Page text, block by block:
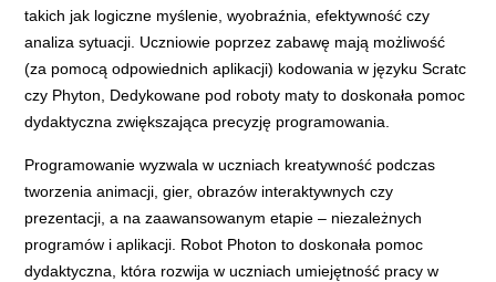
takich jak logiczne myślenie, wyobraźnia, efektywność czy
analiza sytuacji. Uczniowie poprzez zabawę mają możliwość
(za pomocą odpowiednich aplikacji) kodowania w języku Scratc
czy Phyton, Dedykowane pod roboty maty to doskonała pomoc
dydaktyczna zwiększająca precyzję programowania.
Programowanie wyzwala w uczniach kreatywność podczas
tworzenia animacji, gier, obrazów interaktywnych czy
prezentacji, a na zaawansowanym etapie – niezależnych
programów i aplikacji. Robot Photon to doskonała pomoc
dydaktyczna, która rozwija w uczniach umiejętność pracy w